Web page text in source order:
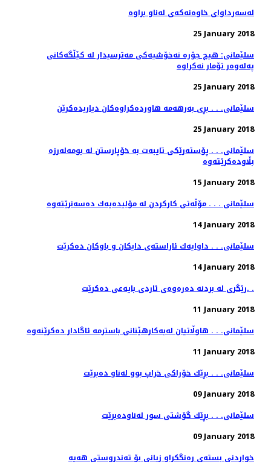
25 January 2018
سلێمانی: هیچ جۆره‌ نه‌خۆشیه‌كی مه‌ترسیدار له‌ كێڵگه‌كانی
25 January 2018
سلێمانی. . . بڕی به‌رهه‌مه‌ هاورده‌كراوه‌كان دیاریده‌كرێن
25 January 2018
سلێمانی. . . پۆسته‌رێكی تایبه‌ت به‌ خۆپارستن له‌ بومه‌له‌رزه‌
15 January 2018
سلێمانی . . . مۆڵەتی كاركردن لە مۆلیدەیەك دەسەنرێتەوە
14 January 2018
سلێمانی. . . داوایه‌ك ئاراسته‌ی دایكان و باوكان ده‌كرێت
14 January 2018
رێگری له‌ بردنه‌ ده‌ره‌وه‌ی ئاردی بایه‌عی ده‌كرێت. .
11 January 2018
11 January 2018
سلێمانی. . . بڕێك خۆراكی خراپ بوو له‌ناو ده‌برێت
09 January 2018
سلێمانی. . . بڕێك گۆشتی سور له‌ناوده‌برێت
09 January 2018